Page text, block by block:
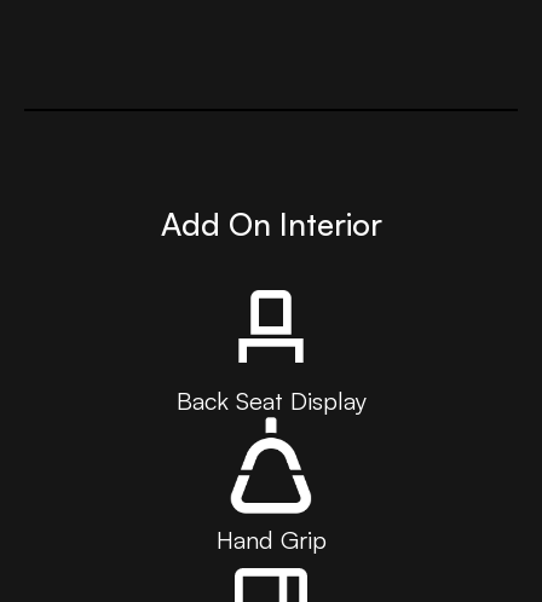
Add On Interior
Back Seat Display
Hand Grip